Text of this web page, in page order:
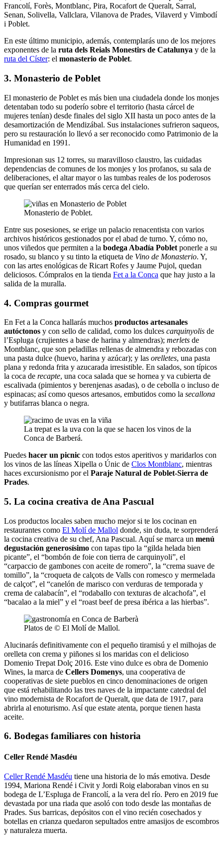
Francolí, Forès, Montblanc, Pira, Rocafort de Queralt, Sarral,
Senan, Solivella, Vallclara, Vilanova de Prades, Vilaverd y Vimbodí
i Poblet.
En este último municipio, además, contemplarás uno de los mejores
exponentes de la ruta dels Reials Monestirs de Catalunya y de la
ruta del Císter: el monasterio de Poblet.
3. Monasterio de Poblet
El monasterio de Poblet es más bien una ciudadela donde los monjes
detentaban todo su poderío sobre el territorio (hasta cárcel de
mujeres tenían) desde finales del siglo XII hasta un poco antes de la
desamortización de Mendizábal. Sus instalaciones sufrieron saqueos,
pero su restauración lo llevó a ser reconocido como Patrimonio de la
Humanidad en 1991.
Impresionan sus 12 torres, su maravilloso claustro, las cuidadas
dependencias de comunes de los monjes y los profanos, su sala de
deliberaciones, el altar mayor o las tumbas reales de los poderosos
que querían ser enterrados más cerca del cielo.
Monasterio de Poblet.
Entre sus posesiones, se erige un palacio renacentista con varios
archivos históricos gestionados por el abad de turno. Y, cómo no,
unos viñedos que permiten a la bodega Abadía Poblet ponerle a su
rosado, su blanco y su tinto la etiqueta de Vino de Monasterio. Y,
con las artes enológicas de Ricart Rofes y Jaume Pujol, quedan
deliciosos. Cómpralos en la tienda Fet a la Conca que hay justo a la
salida de la muralla.
4. Compras gourmet
En Fet a la Conca hallarás muchos productos artesanales
autóctonos y con sello de calidad, como los dulces carquinyolis de
l’Espluga (crujientes a base de harina y almendras); merlets de
Montblanc, que son peladillas rellenas de almendra y rebozadas con
una pasta dulce (huevo, harina y azúcar); y las orelletes, una pasta
plana y redonda frita y azucarada irresistible. En salados, son típicos
la coca de recapte, una coca salada que se hornea y va cubierta de
escalivada (pimientos y berenjenas asadas), o de cebolla o incluso de
espinacas; así como quesos artesanos, embutidos como la secallona
y butifarras blanca o negra.
La trepat es la uva con la que se hacen los vinos de la
Conca de Barberá.
Puedes hacer un picnic con todos estos aperitivos y maridarlos con
los vinos de las líneas Xipella o Únic de Clos Montblanc, mientras
haces excursionismo por el Paraje Natural de Poblet-Sierra de
Prades.
5. La cocina creativa de Ana Pascual
Los productos locales saben mucho mejor si te los cocinan en
restaurantes como El Molí de Mallol donde, sin duda, te sorprenderá
la cocina creativa de su chef, Ana Pascual. Aquí se marca un menú
degustación generosísimo con tapas tipo la “gilda helada bien
picante”, el “bombón de foie con tierra de carquinyoli”, el
“carpaccio de gambones con aceite de romero”, la “crema suave de
tomillo”, la “croqueta de calçots de Valls con romesco y mermelada
de calçot”, el “canelón de marisco con verduras de temporada y
crema de calabacín”, el “rodaballo con texturas de alcachofa”, el
“bacalao a la miel” y el “roast beef de presa ibérica a las hierbas”.
Platos de © El Molí de Mallol.
Alucinarás definitivamente con el pequeño tiramisú y el milhojas de
orelleta con crema y piñones si los maridas con el delicioso
Domenio Trepat Dolç 2016. Este vino dulce es obra de Domenio
Wines, la marca de Cellers Domenys, una cooperativa de
cooperativas de siete pueblos en cinco denominaciones de origen
que está rehabilitando las tres naves de la impactante catedral del
vino modernista de Rocafort de Queralt, que data de 1917, para
abrirla al enoturismo. Así que estate atenta, porque tienen hasta
aceite.
6. Bodegas familiares con historia
Celler Rendé Masdéu
Celler Rendé Masdéu tiene una historia de lo más emotiva. Desde
1994, Mariona Rendé i Civit y Jordi Roig elaboraban vinos en su
bodega de L’Espluga de Francolí, a la vera del río. Pero en 2019 fue
devastada por una riada que asoló con todo desde las montañas de
Prades. Sus barricas, depósitos con el vino recién cosechados y
botellas en crianza quedaron sepultados entre amasijos de escombros
y naturaleza muerta.